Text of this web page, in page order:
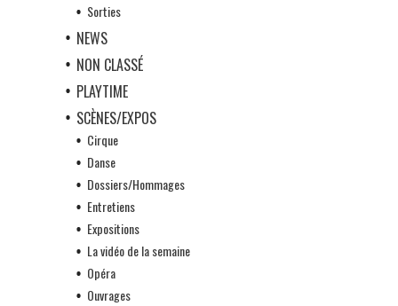
Sorties
NEWS
NON CLASSÉ
PLAYTIME
SCÈNES/EXPOS
Cirque
Danse
Dossiers/Hommages
Entretiens
Expositions
La vidéo de la semaine
Opéra
Ouvrages